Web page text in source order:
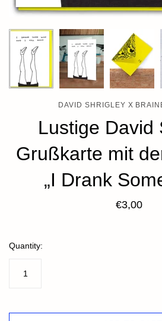
DAVID SHRIGLEY X
Lustige David
Grußkarte mit
„I Drank
€3,00
Quantity: